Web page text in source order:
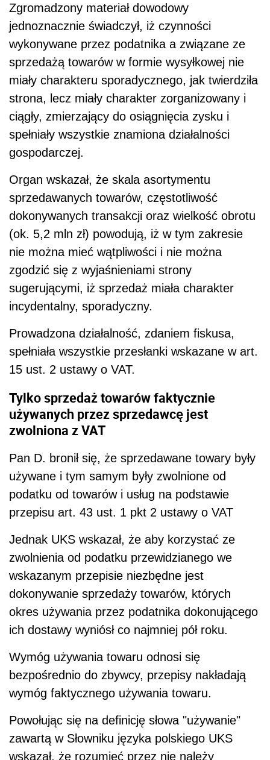
Zgromadzony materiał dowodowy
jednoznacznie świadczył, iż czynności
wykonywane przez podatnika a związane ze
sprzedażą towarów w formie wysyłkowej nie
miały charakteru sporadycznego, jak twierdziła
strona, lecz miały charakter zorganizowany i
ciągły, zmierzający do osiągnięcia zysku i
spełniały wszystkie znamiona działalności
gospodarczej.
Organ wskazał, że skala asortymentu
sprzedawanych towarów, częstotliwość
dokonywanych transakcji oraz wielkość obrotu
(ok. 5,2 mln zł) powodują, iż w tym zakresie
nie można mieć wątpliwości i nie można
zgodzić się z wyjaśnieniami strony
sugerującymi, iż sprzedaż miała charakter
incydentalny, sporadyczny.
Prowadzona działalność, zdaniem fiskusa,
spełniała wszystkie przesłanki wskazane w art.
15 ust. 2 ustawy o VAT.
Tylko sprzedaż towarów faktycznie
używanych przez sprzedawcę jest
zwolniona z VAT
Pan D. bronił się, że sprzedawane towary były
używane i tym samym były zwolnione od
podatku od towarów i usług na podstawie
przepisu art. 43 ust. 1 pkt 2 ustawy o VAT
Jednak UKS wskazał, że aby korzystać ze
zwolnienia od podatku przewidzianego we
wskazanym przepisie niezbędne jest
dokonywanie sprzedaży towarów, których
okres używania przez podatnika dokonującego
ich dostawy wyniósł co najmniej pół roku.
Wymóg używania towaru odnosi się
bezpośrednio do zbywcy, przepisy nakładają
wymóg faktycznego używania towaru.
Powołując się na definicję słowa "używanie"
zawartą w Słowniku języka polskiego UKS
wskazał, że rozumieć przez nie należy